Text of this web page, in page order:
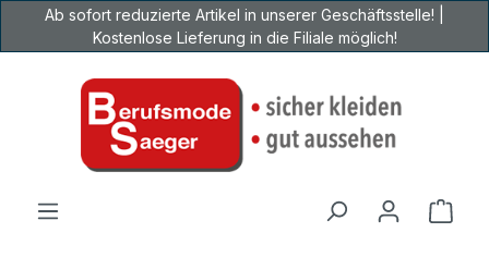
Zum Hauptinhalt springen
Ab sofort reduzierte Artikel in unserer Geschäftsstelle! |
Kostenlose Lieferung in die Filiale möglich!